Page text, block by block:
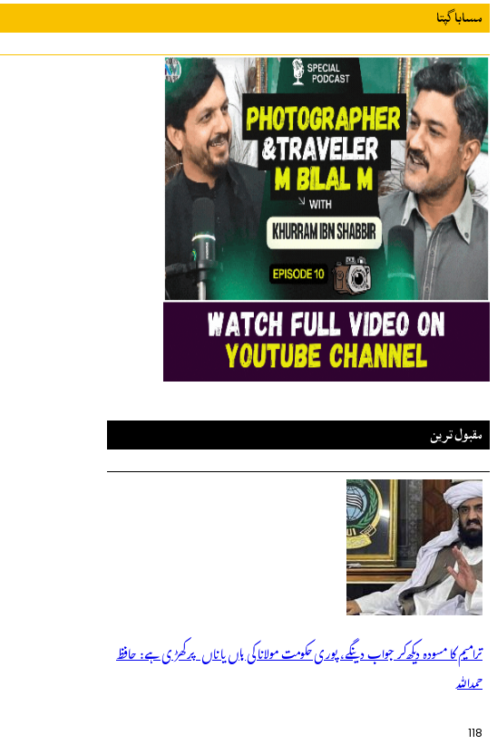
مسابا گپتا
مقبول ترین
ترامیم کا مسودہ دیکھ کر جواب دینگے، پوری حکومت مولانا کی ہاں یا ناں پر کھڑی ہے: حافظ
حمداللہ
118